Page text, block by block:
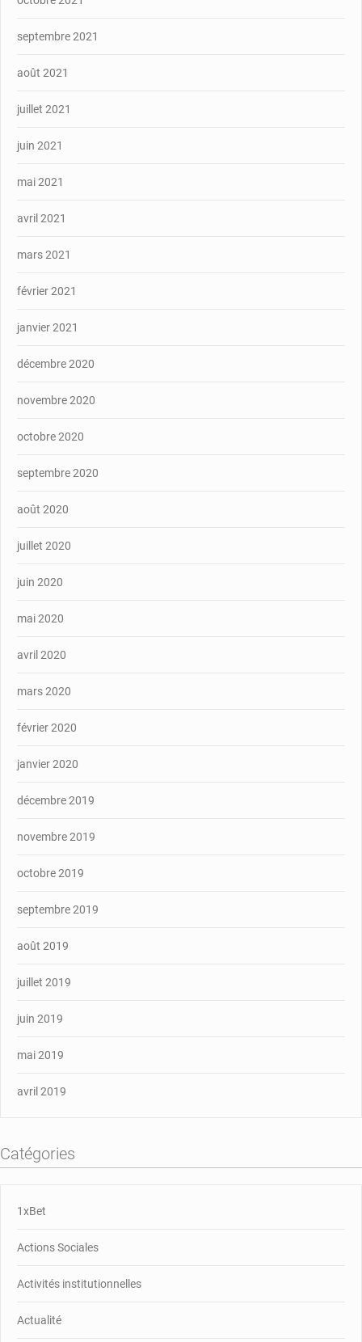
septembre 2021
août 2021
juillet 2021
juin 2021
mai 2021
avril 2021
mars 2021
février 2021
janvier 2021
décembre 2020
novembre 2020
octobre 2020
septembre 2020
août 2020
juillet 2020
juin 2020
mai 2020
avril 2020
mars 2020
février 2020
janvier 2020
décembre 2019
novembre 2019
octobre 2019
septembre 2019
août 2019
juillet 2019
juin 2019
mai 2019
avril 2019
Catégories
1xBet
Actions Sociales
Activités institutionnelles
Actualité